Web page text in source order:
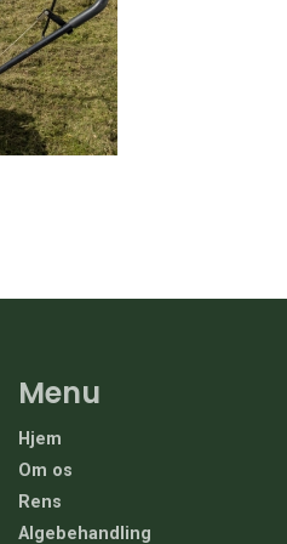
Menu
Hjem
Om os
Rens
Algebehandling